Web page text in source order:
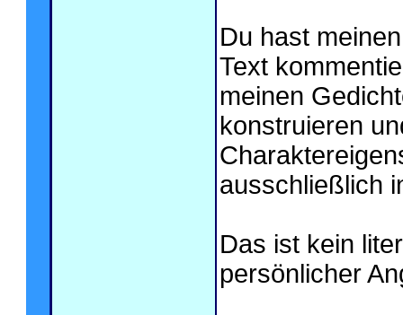
Du hast
Text
meinen
konstruieren
ausschließlich
Das ist kein
persönlicher